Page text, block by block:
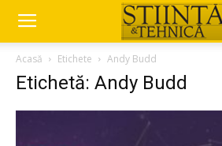
Acasă Etichete Andy Budd
Etichetă: Andy Budd